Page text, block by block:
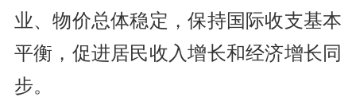
业、物价总体稳定，保持国际收支基本
平衡，促进居民收入增长和经济增长同
步。